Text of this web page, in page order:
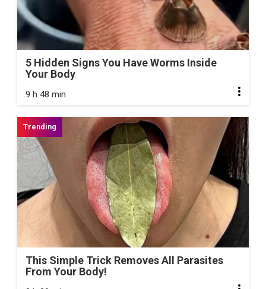
5 Hidden Signs You Have Worms Inside
Your Body
9 h 48 min
This Simple Trick Removes All Parasites
From Your Body!